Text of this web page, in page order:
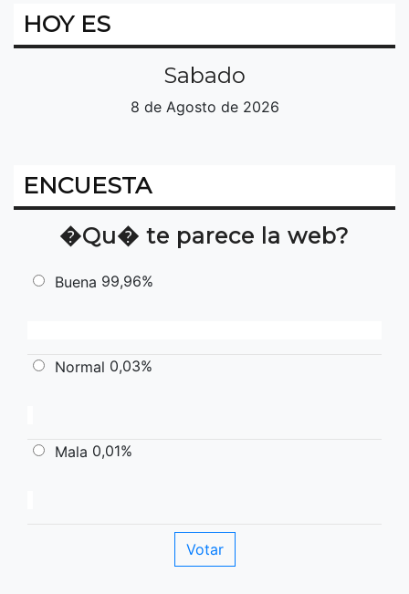
HOY ES
Sabado
8 de Agosto de 2026
ENCUESTA
�Qu� te parece la web?
Buena 99,96%
Normal 0,03%
Mala 0,01%